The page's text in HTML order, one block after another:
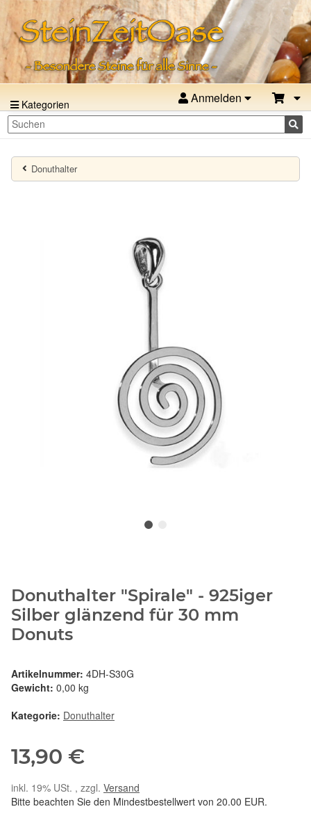
Kategorien Anmelden
Donuthalter
Donuthalter "Spirale" - 925iger
Silber glänzend für 30 mm
Donuts
Artikelnummer: 4DH-S30G
Gewicht: 0,00 kg
Kategorie: Donuthalter
13,90 €
inkl. 19% USt. , zzgl. Versand
Bitte beachten Sie den Mindestbestellwert von 20.00 EUR.